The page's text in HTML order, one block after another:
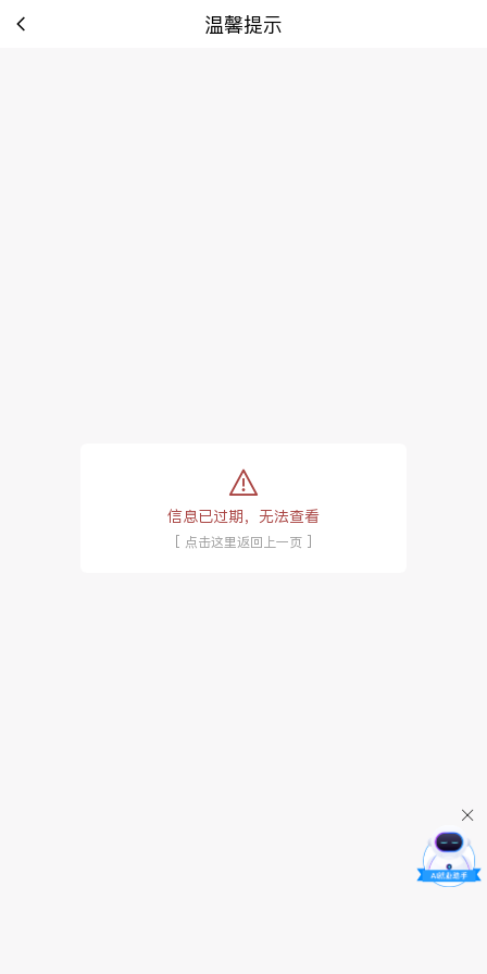
温馨提示
tip:
信息已过期，无法查看
[ 点击这里返回上一页 ]